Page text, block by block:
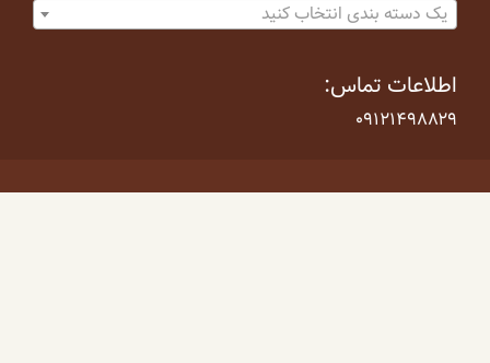
یک دسته بندی انتخاب کنید
اطلاعات تماس:
۰۹۱۲۱۴۹۸۸۲۹